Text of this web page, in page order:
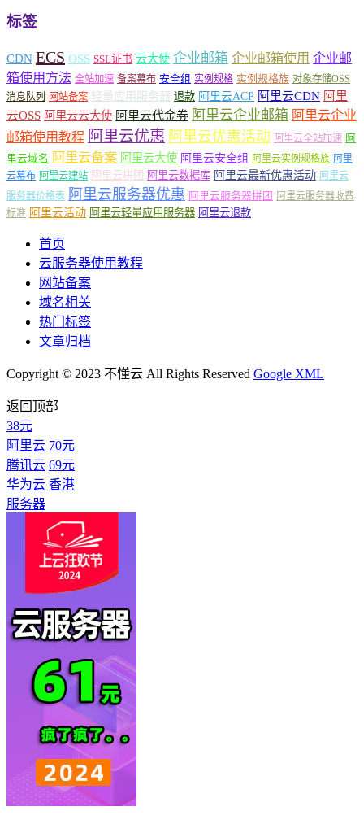
标签
CDN ECS OSS SSL证书 云大使 企业邮箱 企业邮箱使用 企业邮
箱使用方法 全站加速 备案幕布 安全组 实例规格 实例规格族 对象存储OSS
消息队列
网站备案 轻量应用服务器 退款 阿里云ACP 阿里云CDN 阿里
云OSS 阿里云云大使 阿里云代金券 阿里云企业邮箱 阿里云企业
邮箱使用教程 阿里云优惠 阿里云优惠活动 阿里云全站加速 阿
里云域名 阿里云备案 阿里云大使 阿里云安全组 阿里云实例规格族 阿里
云幕布 阿里云建站 阿里云拼团 阿里云数据库 阿里云最新优惠活动 阿里云
服务器价格表 阿里云服务器优惠 阿里云服务器拼团 阿里云服务器收费
标准 阿里云活动 阿里云轻量应用服务器 阿里云退款
首页
云服务器使用教程
网站备案
域名相关
热门标签
文章归档
Copyright © 2023 不懂云 All Rights Reserved Google XML
返回顶部
38元
阿里云 70元
腾讯云 69元
华为云 香港
服务器